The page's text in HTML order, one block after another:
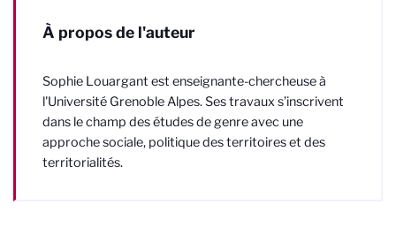
À propos de l'auteur
Sophie Louargant est enseignante-chercheuse à
l'Université Grenoble Alpes. Ses travaux s’inscrivent
dans le champ des études de genre avec une
approche sociale, politique des territoires et des
territorialités.